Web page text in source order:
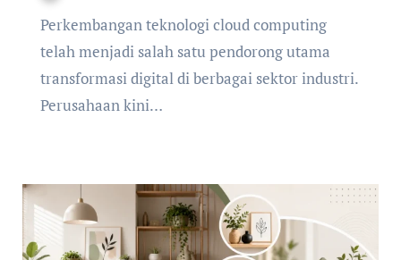
Perkembangan teknologi cloud computing
telah menjadi salah satu pendorong utama
transformasi digital di berbagai sektor industri.
Perusahaan kini…